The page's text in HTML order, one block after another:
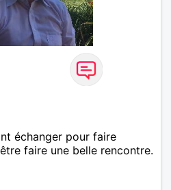
échanger pour faire
faire une belle rencontre.